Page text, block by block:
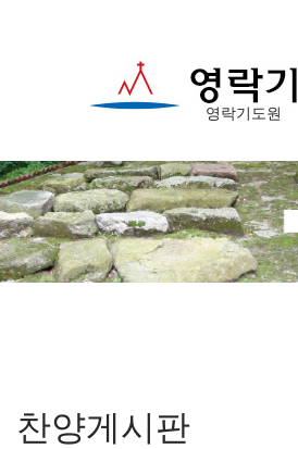
영락기도원
M
a
i
n
m
k
i
p
t
o
n
찬양게시판